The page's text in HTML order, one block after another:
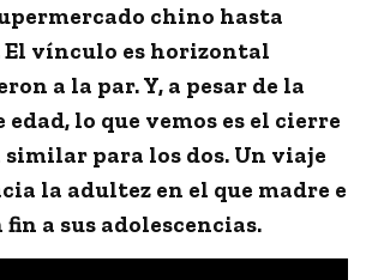
chino hasta
vínculo es horizontal
a la par. Y, a pesar de la
lo que vemos es el cierre
similar para los dos. Un viaje
la adultez en el que madre e
a sus adolescencias.